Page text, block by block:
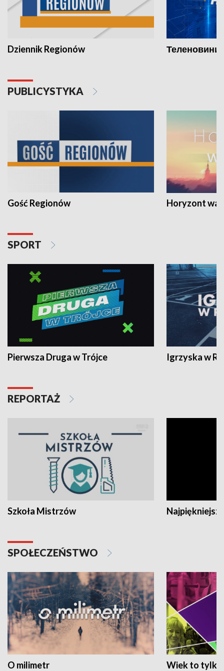
Dziennik Regionów Теленовини
PUBLICYSTYKA
Gość Regionów Horyzont
SPORT
Pierwsza Druga w Trójce Igrzyska w
REPORTAŻ
Szkoła Mistrzów
SPOŁECZEŃSTWO
O milimetr Wiek to tylko